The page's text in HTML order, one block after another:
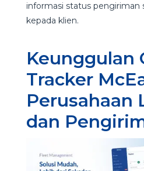
informasi status pengiriman
kepada klien.
Keunggulan
Tracker
Perusahaan
dan